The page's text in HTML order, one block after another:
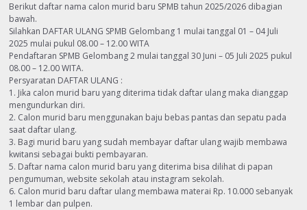
Berikut daftar nama calon murid baru SPMB tahun 2025/2026 dibagian
bawah.
Silahkan DAFTAR ULANG SPMB Gelombang 1 mulai tanggal 01 – 04 Juli
2025 mulai pukul 08.00 – 12.00 WITA
Pendaftaran SPMB Gelombang 2 mulai tanggal 30 Juni – 05 Juli 2025 pukul
08.00 – 12.00 WITA.
Persyaratan DAFTAR ULANG :
1. Jika calon murid baru yang diterima tidak daftar ulang maka dianggap
mengundurkan diri.
2. Calon murid baru menggunakan baju bebas pantas dan sepatu pada
saat daftar ulang.
3. Bagi murid baru yang sudah membayar daftar ulang wajib membawa
kwitansi sebagai bukti pembayaran.
5. Daftar nama calon murid baru yang diterima bisa dilihat di papan
pengumuman, website sekolah atau instagram sekolah.
6. Calon murid baru daftar ulang membawa materai Rp. 10.000 sebanyak
1 lembar dan pulpen.